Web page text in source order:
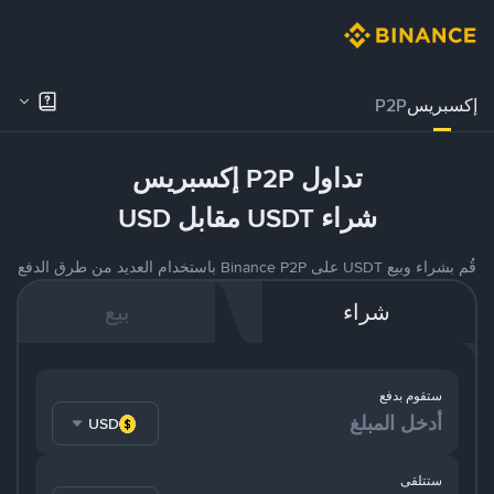
إكسبريسP2P
تداول P2P إكسبريس
شراء USDT مقابل USD
قُم بشراء وبيع USDT على Binance P2P باستخدام العديد من طرق الدفع
شراء بيع
ستقوم بدفع
USD
ستتلقى